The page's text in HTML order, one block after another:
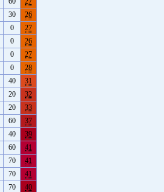
30
26
0
27
0
26
0
27
0
28
40
31
20
32
20
33
60
37
40
39
60
41
70
41
70
41
70
40